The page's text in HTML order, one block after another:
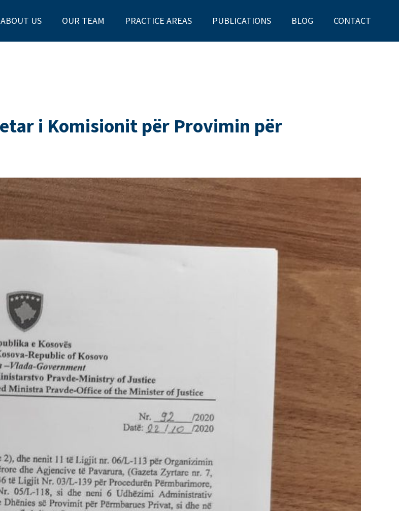
ABOUT US OUR TEAM PRACTICE AREAS PUBLICATIONS BLOG CONTACT
i Komisionit për Provimin për